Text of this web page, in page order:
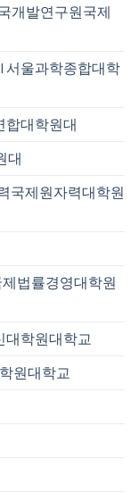
국개발연구원국제
서울과학종합대학
합대학원대
대
국제원자력대학원
제법률경영대학원
대학원대학교
원대학교